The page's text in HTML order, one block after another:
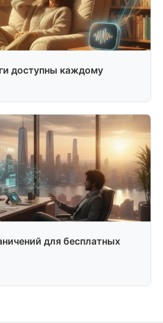
доступны каждому
для бесплатных